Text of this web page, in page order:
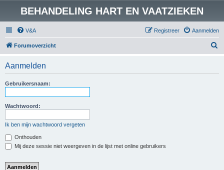
BEHANDELING HART EN VAATZIEKEN
V&A Aanmelden
Registreer
Forumoverzicht
Aanmelden
Gebruikersnaam:
Wachtwoord:
Ik ben mijn wachtwoord vergeten
Onthouden
Mij deze sessie niet weergeven in de lijst met online gebruikers